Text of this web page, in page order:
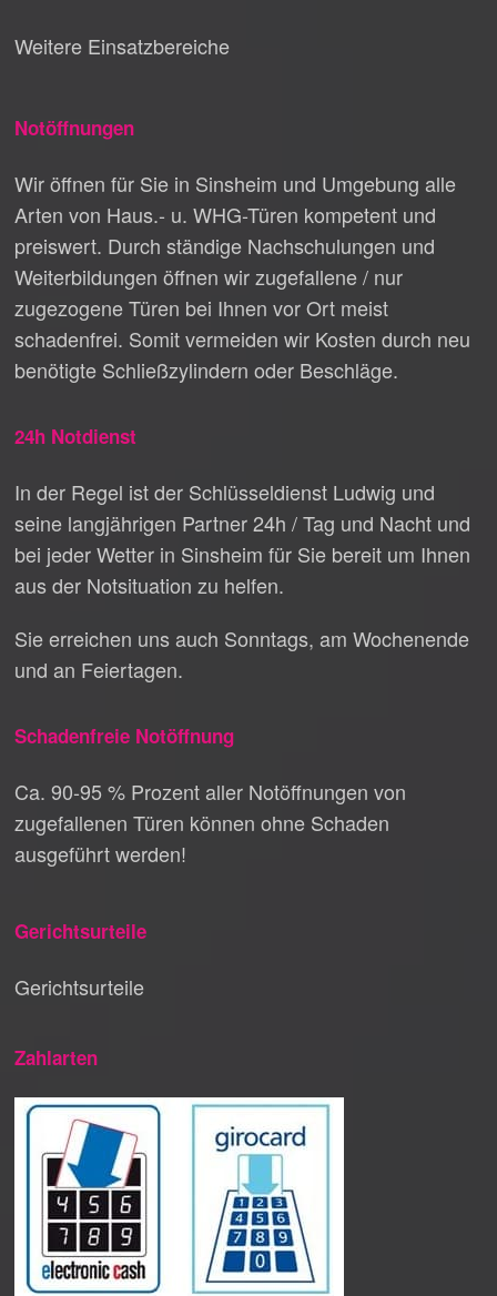
Weitere Einsatzbereiche
Notöffnungen
Wir öffnen für Sie in Sinsheim und Umgebung alle
Arten von Haus.- u. WHG-Türen kompetent und
preiswert. Durch ständige Nachschulungen und
Weiterbildungen öffnen wir zugefallene / nur
zugezogene Türen bei Ihnen vor Ort meist
schadenfrei. Somit vermeiden wir Kosten durch neu
benötigte Schließzylindern oder Beschläge.
24h Notdienst
In der Regel ist der Schlüsseldienst Ludwig und
seine langjährigen Partner 24h / Tag und Nacht und
bei jeder Wetter in Sinsheim für Sie bereit um Ihnen
aus der Notsituation zu helfen.
Sie erreichen uns auch Sonntags, am Wochenende
und an Feiertagen.
Schadenfreie Notöffnung
Ca. 90-95 % Prozent aller Notöffnungen von
zugefallenen Türen können ohne Schaden
ausgeführt werden!
Gerichtsurteile
Gerichtsurteile
Zahlarten